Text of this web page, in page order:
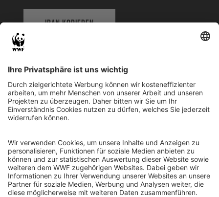
IBAN KOPIEREN
WWF Deutschland
Reinhardtstr. 18
10117 Berlin
Ihre Spende kann steuerlich geltend gemacht werden
Registriert als Stiftung WWF Deutschland, Senatsverwaltung für
Justiz Berlin, Az: 3416/976/2
Umsatzsteuer-Identifikationsnummer: DE 114236103